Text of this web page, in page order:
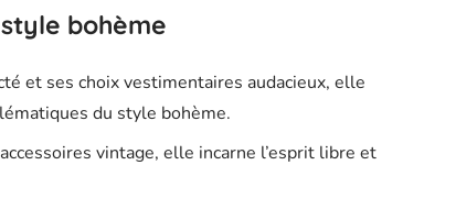
bohème
et ses choix vestimentaires audacieux, elle
du style bohème.
vintage, elle incarne l’esprit libre et